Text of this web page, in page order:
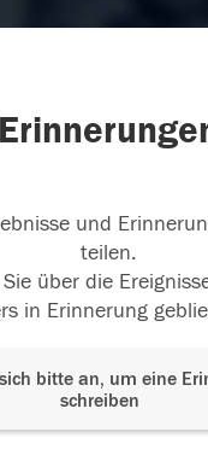
und
teilen.
über die
in Erinnerung
bitte an, um eine
schreiben